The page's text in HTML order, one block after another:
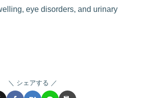
eye disorders, and urinary
シェアする